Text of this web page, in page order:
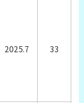
2025.7 33